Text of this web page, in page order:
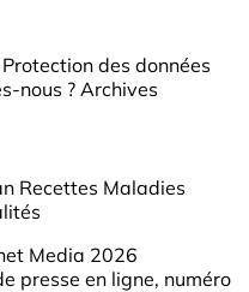
Protection des données
nous ? Archives
Recettes Maladies
Media 2026
presse en ligne, numéro